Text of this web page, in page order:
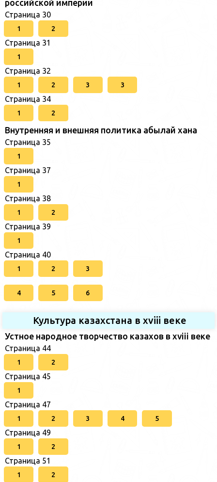
российской империи
Страница 30
1 2
Страница 31
1
Страница 32
1 2 3 3
Страница 34
1 2
Внутренняя и внешняя политика абылай хана
Страница 35
1
Страница 37
1
Страница 38
1 2
Страница 39
1
Страница 40
1 2 3
4 5 6
Культура казахстана в xviii веке
Устное народное творчество казахов в xviii веке
Страница 44
1 2
Страница 45
1
Страница 47
1 2 3 4 5
Страница 49
1 2
Страница 51
1 2